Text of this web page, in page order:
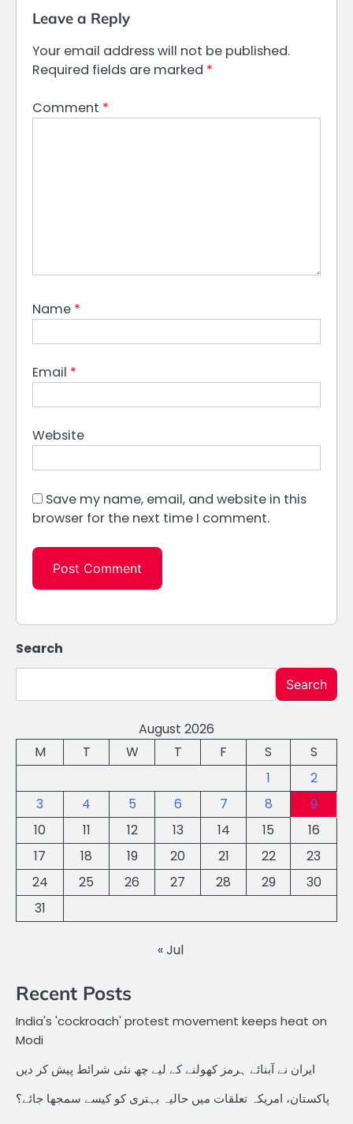
Leave a Reply
Your email address will not be published.
Required fields are marked *
Comment *
Name *
Email *
Website
Save my name, email, and website in this
browser for the next time I comment.
Search
Search
August 2026
M
T W T F S
S
1
2
3
4 5 6 7 8
9
10
11 12 13 14 15
16
17
18 19 20 21 22
23
24
25 26 27 28 29
30
31
« Jul
Recent Posts
India's 'cockroach' protest movement keeps heat on
Modi
ایران نے آبنائے ہرمز کھولنے کے لیے چھ نئی شرائط پیش کر دیں
پاکستان، امریکہ تعلقات میں حالیہ بہتری کو کیسے سمجھا جائے؟